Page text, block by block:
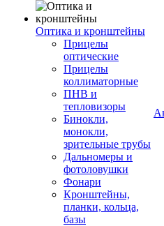
Оптика и кронштейны
Прицелы
оптические
Прицелы
коллиматорные
ПНВ и
тепловизоры
Бинокли,
монокли,
зрительные трубы
Дальномеры и
фотоловушки
Фонари
Кронштейны,
планки, кольца,
базы